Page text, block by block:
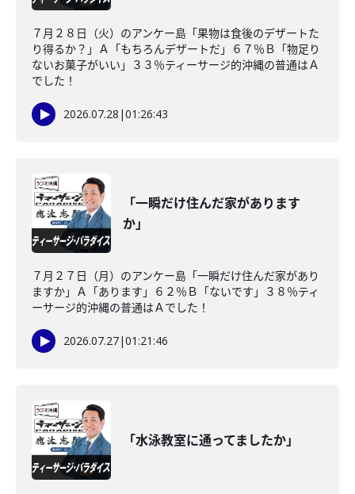
７月２８日（火）のアンケー島「果物は食後のデザートた
り得るか？」Ａ「もちろんデザートだ」６７％Ｂ「物足り
ないお菓子がいい」３３％ティーサージ的沖縄の普通はＡ
でした！
2026.07.28 |01:26:43
「一瞬だけ住んだ家があります
か」
７月２７日（月）のアンケー島「一瞬だけ住んだ家があり
ますか」Ａ「あります」６２％Ｂ「ないです」３８％ティ
ーサージ的沖縄の普通はＡでした！
2026.07.27|01:21:46
「水泳教室に通ってましたか」